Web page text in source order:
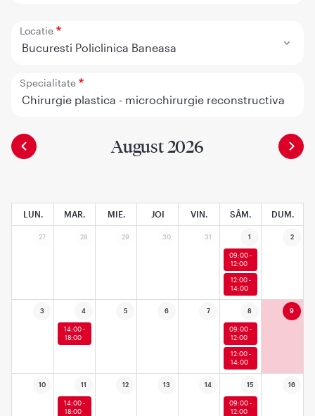
Locatie
Bucuresti Policlinica Baneasa
Specialitate
Chirurgie plastica - microchirurgie reconstructiva
August 2026
LUN. MAR. MIE. JOI VIN. SÂM. DUM.
27 28 29 30 31 1 2
09:00 -
12:00
12:00 -
14:00
3 4 5 6 7 8 9
14:00 -
18:00
09:00 -
12:00
12:00 -
14:00
10 11 12 13 14 15 16
14:00 -
18:00
09:00 -
12:00